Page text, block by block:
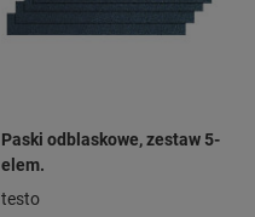
Paski odblaskowe, zestaw 5-
elem.
testo